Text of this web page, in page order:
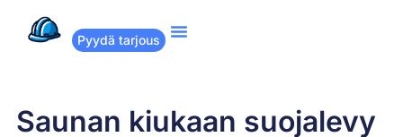
Pyydä tarjous
Saunan kiukaan suojalevy